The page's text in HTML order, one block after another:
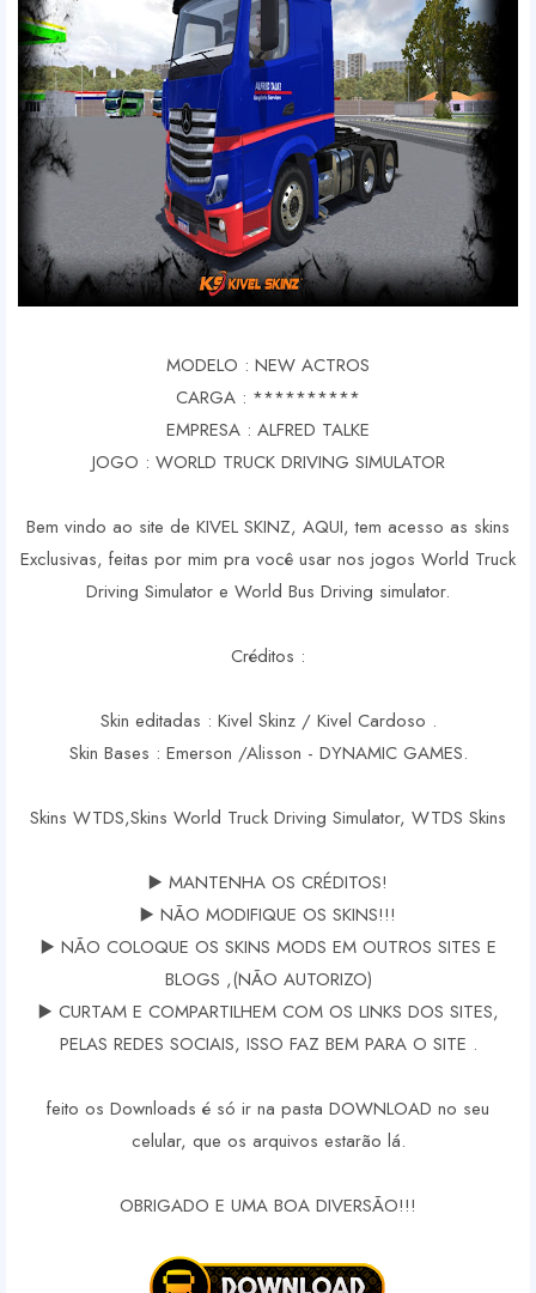
MODELO : NEW ACTROS
CARGA : **********
EMPRESA : ALFRED TALKE
JOGO : WORLD TRUCK DRIVING SIMULATOR
Bem vindo ao site de KIVEL SKINZ, AQUI, tem acesso as skins
Exclusivas, feitas por mim pra você usar nos jogos World Truck
Driving Simulator e World Bus Driving simulator.
Créditos :
Skin editadas : Kivel Skinz / Kivel Cardoso .
Skin Bases : Emerson /Alisson - DYNAMIC GAMES.
Skins WTDS,Skins World Truck Driving Simulator, WTDS Skins
▶️ MANTENHA OS CRÉDITOS!
▶️ NÃO MODIFIQUE OS SKINS!!!
▶️ NÃO COLOQUE OS SKINS MODS EM OUTROS SITES E
BLOGS ,(NÃO AUTORIZO)
▶️ CURTAM E COMPARTILHEM COM OS LINKS DOS SITES,
PELAS REDES SOCIAIS, ISSO FAZ BEM PARA O SITE .
feito os Downloads é só ir na pasta DOWNLOAD no seu
celular, que os arquivos estarão lá.
OBRIGADO E UMA BOA DIVERSÃO!!!